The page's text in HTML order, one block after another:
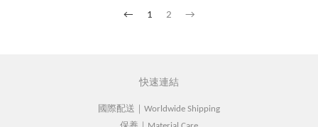
← 1 2 →
快速連結
國際配送｜Worldwide Shipping